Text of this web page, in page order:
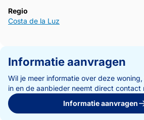
Regio
Costa de la Luz
Informatie aanvragen
Wil je meer informatie over deze
in en de aanbieder neemt direct contact
Informatie aanvragen